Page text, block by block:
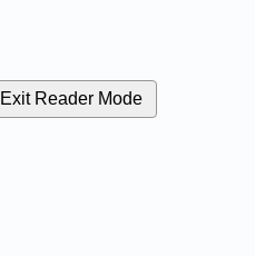
Exit Reader Mode